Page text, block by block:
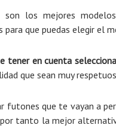
son los mejores
que puedas elegir el
tener en cuenta
que sean muy
futones que te vayan a
tanto la mejor